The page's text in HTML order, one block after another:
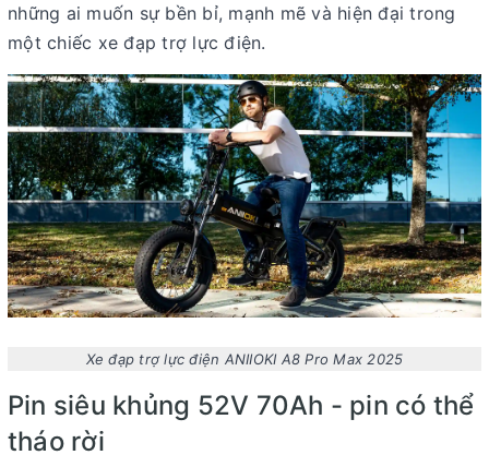
những ai muốn sự bền bỉ, mạnh mẽ và hiện đại trong
một chiếc xe đạp trợ lực điện.
Xe đạp trợ lực điện ANIIOKI A8 Pro Max 2025
Pin siêu khủng 52V 70Ah - pin có thể
tháo rời